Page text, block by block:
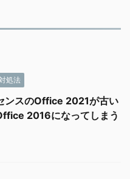
処法
ンスのOffice 2021が古い
2016になってしまう